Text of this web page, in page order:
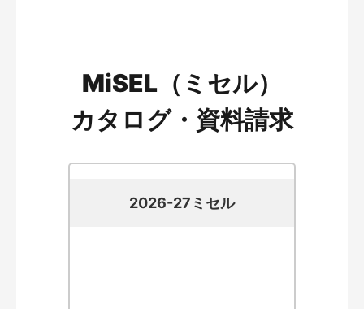
MiSEL（ミセル）
カタログ・資料請求
2026-27ミセル